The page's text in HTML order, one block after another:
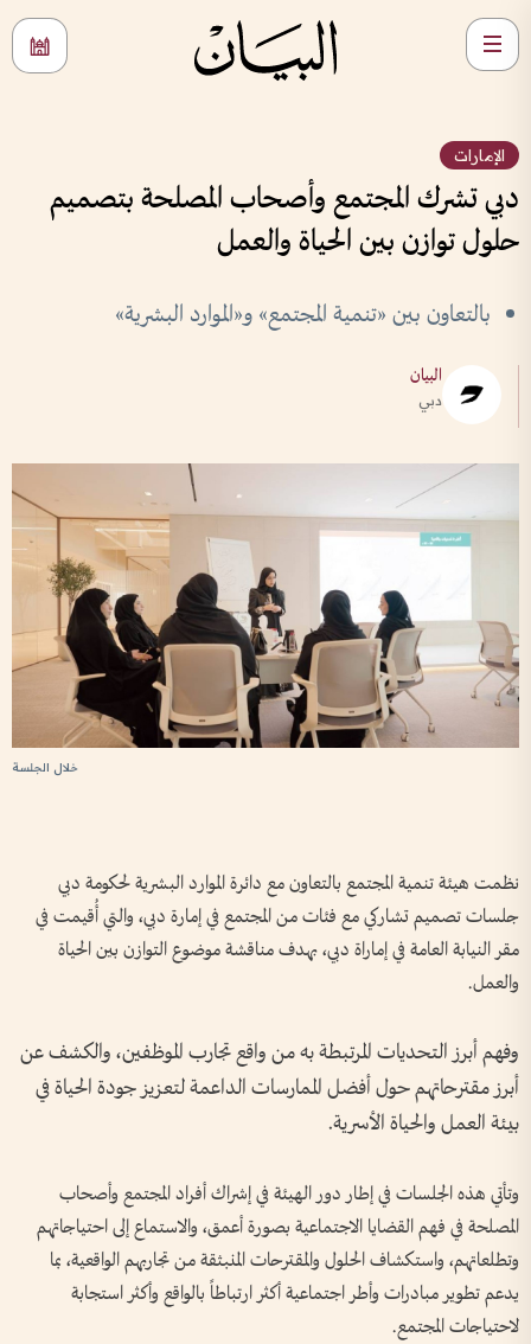
الإمارات
دبي تشرك المجتمع وأصحاب المصلحة بتصميم
حلول توازن بين الحياة والعمل
بالتعاون بين «تنمية المجتمع» و«الموارد البشرية»
البيان
دبي
خلال الجلسة
نظمت هيئة تنمية المجتمع بالتعاون مع دائرة الموارد البشرية لحكومة دبي
جلسات تصميم تشاركي مع فئات من المجتمع في إمارة دبي، والتي أُقيمت في
مقر النيابة العامة في إماراة دبي، بهدف مناقشة موضوع التوازن بين الحياة
والعمل.
وفهم أبرز التحديات المرتبطة به من واقع تجارب الموظفين، والكشف عن
أبرز مقترحاتهم حول أفضل الممارسات الداعمة لتعزيز جودة الحياة في
بيئة العمل والحياة الأسرية.
وتأتي هذه الجلسات في إطار دور الهيئة في إشراك أفراد المجتمع وأصحاب
المصلحة في فهم القضايا الاجتماعية بصورة أعمق، والاستماع إلى احتياجاتهم
وتطلعاتهم، واستكشاف الحلول والمقترحات المنبثقة من تجاربهم الواقعية، بما
يدعم تطوير مبادرات وأطر اجتماعية أكثر ارتباطاً بالواقع وأكثر استجابة
لاحتياجات المجتمع.